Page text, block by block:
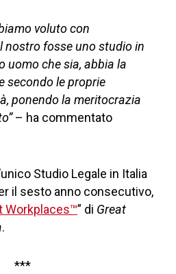
voluto con
nostro fosse uno studio in
uomo che sia, abbia la
secondo le proprie
ponendo la meritocrazia
– ha commentato
Studio Legale in Italia
il sesto anno consecutivo,
Workplaces™” di Great
.
***